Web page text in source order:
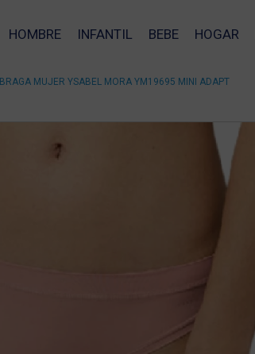
HOMBRE INFANTIL BEBE HOGAR
BRAGA MUJER YSABEL MORA YM19695 MINI ADAPT